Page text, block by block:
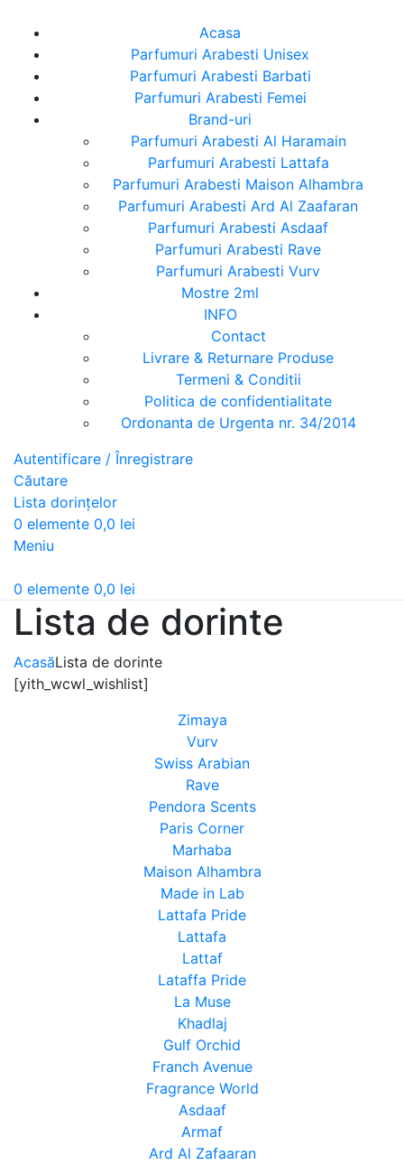
Acasa
Parfumuri Arabesti Unisex
Parfumuri Arabesti Barbati
Parfumuri Arabesti Femei
Brand-uri
Parfumuri Arabesti Al Haramain
Parfumuri Arabesti Lattafa
Parfumuri Arabesti Maison Alhambra
Parfumuri Arabesti Ard Al Zaafaran
Parfumuri Arabesti Asdaaf
Parfumuri Arabesti Rave
Parfumuri Arabesti Vurv
Mostre 2ml
INFO
Contact
Livrare & Returnare Produse
Termeni & Conditii
Politica de confidentialitate
Ordonanta de Urgenta nr. 34/2014
Autentificare / Înregistrare
Căutare
Lista dorințelor
0 elemente 0,0 lei
Meniu
0 elemente 0,0 lei
Lista de dorinte
AcasăLista de dorinte
[yith_wcwl_wishlist]
Zimaya
Vurv
Swiss Arabian
Rave
Pendora Scents
Paris Corner
Marhaba
Maison Alhambra
Made in Lab
Lattafa Pride
Lattafa
Lattaf
Lataffa Pride
La Muse
Khadlaj
Gulf Orchid
Franch Avenue
Fragrance World
Asdaaf
Armaf
Ard Al Zafaaran